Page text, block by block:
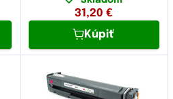
31,20 €
Kúpiť